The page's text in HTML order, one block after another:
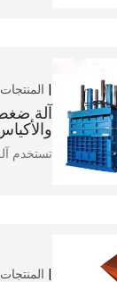
المنتجات
آلة ضغط
تستخدم
المنتجات